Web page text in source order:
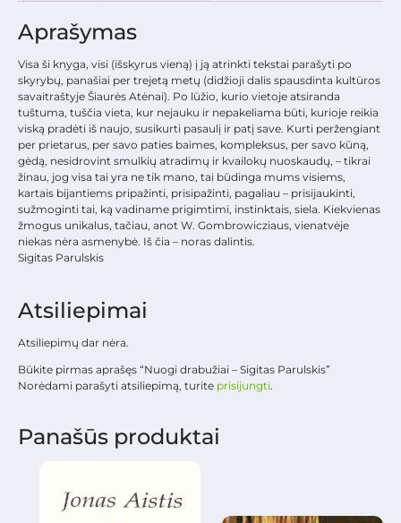
Aprašymas
Visa ši knyga, visi (išskyrus vieną) į ją atrinkti tekstai parašyti po
skyrybų, panašiai per trejetą metų (didžioji dalis spausdinta kultūros
savaitraštyje Šiaurės Atėnai). Po lūžio, kurio vietoje atsiranda
tuštuma, tuščia vieta, kur nejauku ir nepakeliama būti, kurioje reikia
viską pradėti iš naujo, susikurti pasaulį ir patį save. Kurti peržengiant
per prietarus, per savo paties baimes, kompleksus, per savo kūną,
gėdą, nesidrovint smulkių atradimų ir kvailokų nuoskaudų, – tikrai
žinau, jog visa tai yra ne tik mano, tai būdinga mums visiems,
kartais bijantiems pripažinti, prisipažinti, pagaliau – prisijaukinti,
sužmoginti tai, ką vadiname prigimtimi, instinktais, siela. Kiekvienas
žmogus unikalus, tačiau, anot W. Gombrowicziaus, vienatvėje
niekas nėra asmenybė. Iš čia – noras dalintis.
Sigitas Parulskis
Atsiliepimai
Atsiliepimų dar nėra.
Būkite pirmas aprašęs “Nuogi drabužiai – Sigitas Parulskis”
Norėdami parašyti atsiliepimą, turite prisijungti.
Panašūs produktai